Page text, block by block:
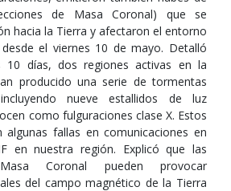
de Masa Coronal) que se
hacia la Tierra y afectaron el entorno
el viernes 10 de mayo. Detalló
días, dos regiones activas en la
producido una serie de tormentas
nueve estallidos de luz
como fulguraciones clase X. Estos
algunas fallas en comunicaciones en
en nuestra región. Explicó que las
Coronal pueden provocar
del campo magnético de la Tierra